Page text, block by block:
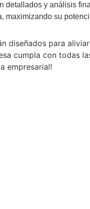
detallados y análisis
maximizando su
diseñados para
cumpla con todas
empresarial!